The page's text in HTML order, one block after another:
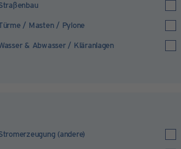
/ Masten / Pylone
& Abwasser / Kläranlagen
(andere)